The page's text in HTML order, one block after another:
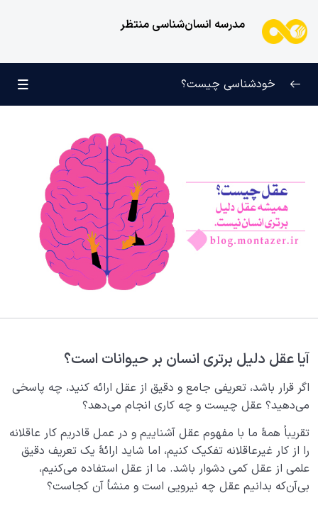
مدرسه انسان‌شناسی منتظر
کودک عزیز روان
انسان و میل بی‌نهایت 0/12
انسان چه چیزی نیست؟ 0/24
کمال یا ویژگی ذاتی چیست و کسب کمال به چه معناست؟
ویژگی ذاتی موجودات چگونه آنان را به 5 دستۀ کلی تقسیم
قانون زوجیت چیست و ملاک‌های مهم در زوجیت بین دو
موجود کدامند؟
حقیقت وجود انسان چیست؟ انسان کیست؟
معرفی ابعاد وجود انسان؛ آیا انسان به‌ جز جسم بُعد دیگری
هم دارد؟
بعد جمادی چیست؟ | منشأ علاقۀ انسان به تجمّلات و
خودشناسی چیست؟
آیا عقل دلیل برتری انسان بر حیوانات است؟
اگر قرار باشد، تعریفی جامع و دقیق از عقل ارائه کنید، چه پاسخی
می‌دهید؟ عقل چیست و چه کاری انجام می‌دهد؟
تقریباً همۀ ما با مفهوم عقل آشناییم و در عمل قادریم کار عاقلانه
را از کار غیرعاقلانه تفکیک کنیم، اما شاید ارائۀ یک تعریف دقیق
علمی ‌‌از عقل کمی ‌‌دشوار باشد. ما از عقل استفاده می‌کنیم،
بی‌آن‌که بدانیم عقل چه نیرویی است و منشأ آن کجاست؟